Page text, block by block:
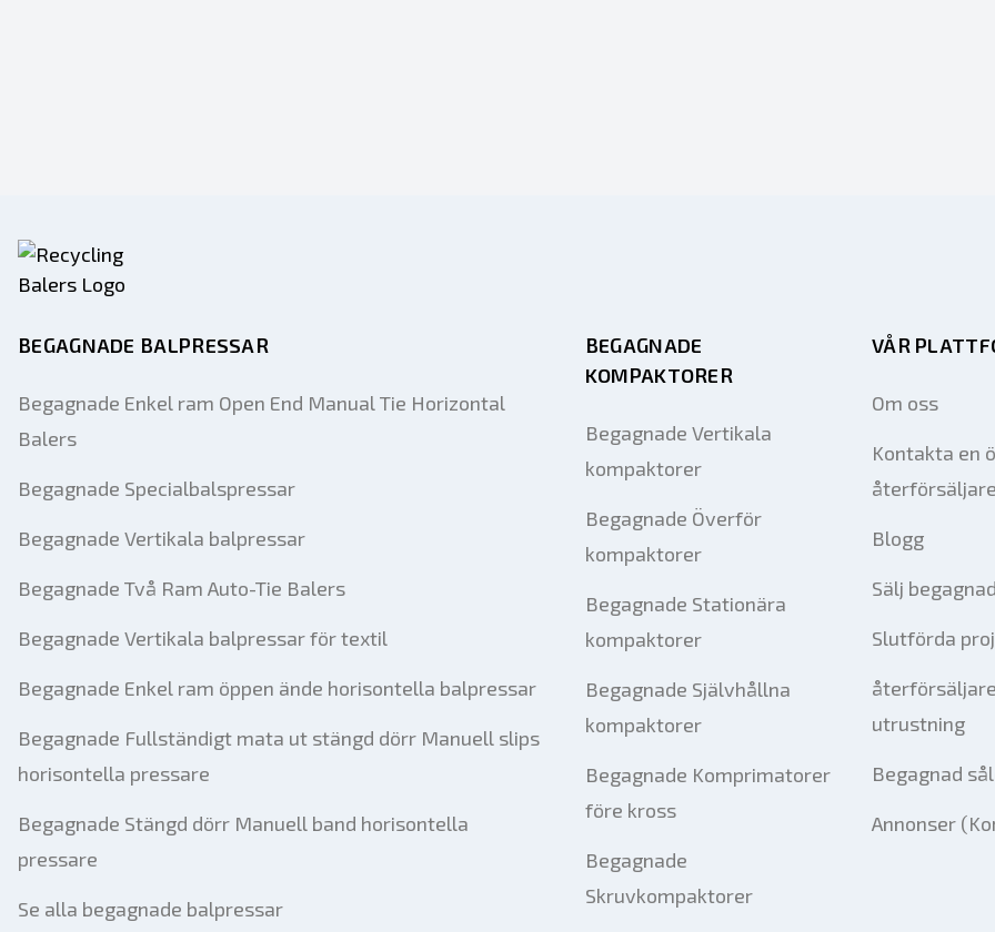
BEGAGNADE BALPRESSAR
Begagnade Enkel ram Open End Manual Tie Horizontal
Balers
Begagnade Specialbalspressar
Begagnade Vertikala balpressar
Begagnade Två Ram Auto-Tie Balers
Begagnade Vertikala balpressar för textil
Begagnade Enkel ram öppen ände horisontella balpressar
Begagnade Fullständigt mata ut stängd dörr Manuell slips
horisontella pressare
Begagnade Stängd dörr Manuell band horisontella
pressare
Se alla begagnade balpressar
BEGAGNADE
KOMPAKTORER
Begagnade Vertikala
kompaktorer
Begagnade Överför
kompaktorer
Begagnade Stationära
kompaktorer
Begagnade Självhållna
kompaktorer
Begagnade Komprimatorer
före kross
Begagnade
Skruvkompaktorer
VÅR
Om oss
Kontakta en
återförsäljare
Blogg
Sälj
Slutförda
utrustning
Begagnad
Annonser